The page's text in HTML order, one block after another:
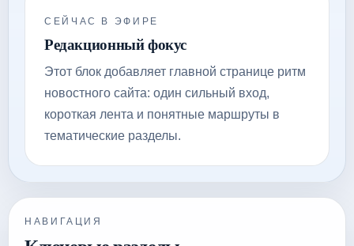
СЕЙЧАС В ЭФИРЕ
Редакционный фокус
Этот блок добавляет главной странице ритм
новостного сайта: один сильный вход,
короткая лента и понятные маршруты в
тематические разделы.
НАВИГАЦИЯ